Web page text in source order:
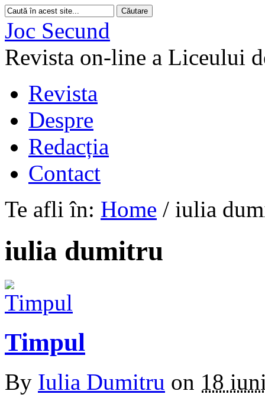
Joc Secund
Revista on-line a Liceului
Revista
Despre
Redacția
Contact
Te afli în: Home / iulia
iulia dumitru
Timpul
By Iulia Dumitru on 18